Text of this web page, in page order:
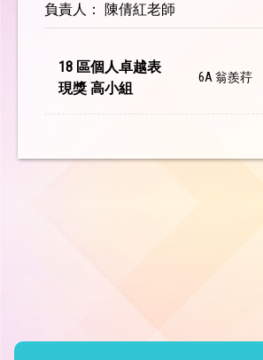
負責人： 陳倩紅老師
18 區個人卓越表
現獎 高小組
6A 翁羨荇